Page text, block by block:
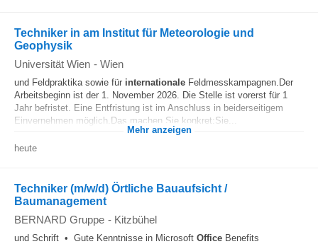
Techniker in am Institut für Meteorologie und
Geophysik
Universität Wien - Wien
und Feldpraktika sowie für internationale Feldmesskampagnen.Der
Arbeitsbeginn ist der 1. November 2026. Die Stelle ist vorerst für 1
Jahr befristet. Eine Entfristung ist im Anschluss in beiderseitigem
Einvernehmen möglich.Das machen Sie konkret:Sie...
Mehr anzeigen
heute
Techniker (m/w/d) Örtliche Bauaufsicht /
Baumanagement
BERNARD Gruppe - Kitzbühel
und Schrift • Gute Kenntnisse in Microsoft Office Benefits